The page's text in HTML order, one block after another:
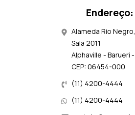
Endereço:
Alameda Rio
Sala 2011
Alphaville - Barueri -
CEP: 06454-000
(11) 4200-4444
(11) 4200-4444